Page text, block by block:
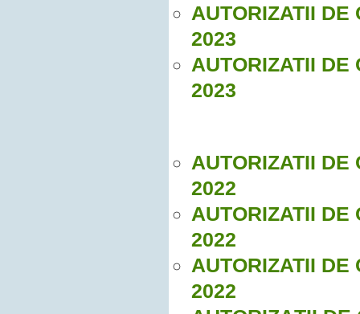
AUTORIZATII DE
2023
AUTORIZATII DE
2023
AUTORIZATII DE
2022
AUTORIZATII DE
2022
AUTORIZATII DE
2022